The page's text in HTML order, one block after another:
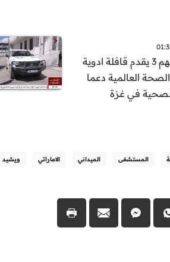
الفارس الشهم 3 يقدم قافلة ادوية
العالمية دعما
في غزة
المستشفى الميداني الاماراتي ويشيد